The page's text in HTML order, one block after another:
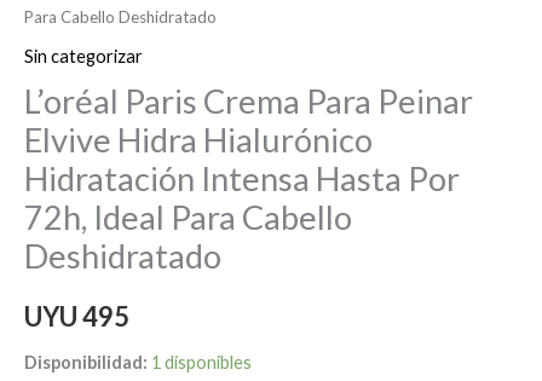
Para Cabello Deshidratado
Sin categorizar
L’oréal Paris Crema Para Peinar
Elvive Hidra Hialurónico
Hidratación Intensa Hasta Por
72h, Ideal Para Cabello
Deshidratado
UYU495
Disponibilidad: 1 disponibles